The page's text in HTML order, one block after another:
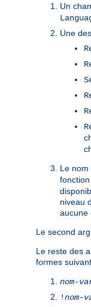
Un
Une
Le
niveau
aucune
Le second
Le reste des
formes
nom-
!nom-